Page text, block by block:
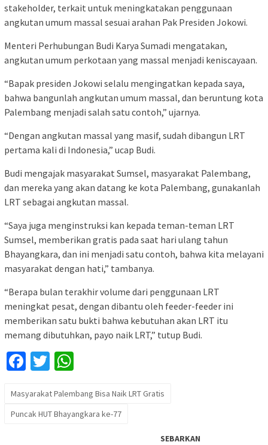
stakeholder, terkait untuk meningkatakan penggunaan
angkutan umum massal sesuai arahan Pak Presiden Jokowi.
Menteri Perhubungan Budi Karya Sumadi mengatakan,
angkutan umum perkotaan yang massal menjadi keniscayaan.
“Bapak presiden Jokowi selalu mengingatkan kepada saya,
bahwa bangunlah angkutan umum massal, dan beruntung kota
Palembang menjadi salah satu contoh,” ujarnya.
“Dengan angkutan massal yang masif, sudah dibangun LRT
pertama kali di Indonesia,” ucap Budi.
Budi mengajak masyarakat Sumsel, masyarakat Palembang,
dan mereka yang akan datang ke kota Palembang, gunakanlah
LRT sebagai angkutan massal.
“Saya juga menginstruksi kan kepada teman-teman LRT
Sumsel, memberikan gratis pada saat hari ulang tahun
Bhayangkara, dan ini menjadi satu contoh, bahwa kita melayani
masyarakat dengan hati,” tambanya.
“Berapa bulan terakhir volume dari penggunaan LRT
meningkat pesat, dengan dibantu oleh feeder-feeder ini
memberikan satu bukti bahwa kebutuhan akan LRT itu
memang dibutuhkan, payo naik LRT,” tutup Budi.
Facebook
Twitter
Masyarakat Palembang Bisa Naik LRT Gratis
Puncak HUT Bhayangkara ke-77
SEBARKAN